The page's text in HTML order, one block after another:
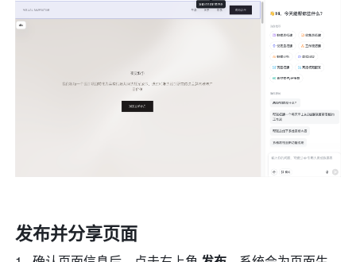
发布并分享页面